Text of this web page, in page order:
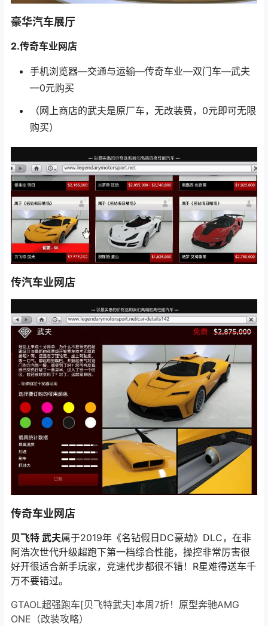
豪华汽车展厅
2.传奇车业网店
手机浏览器—交通与运输—传奇车业—双门车—武夫
—0元购买
（网上商店的武夫是原厂车，无改装费，0元即可无限
购买）
传汽车业网店
传奇车业网店
贝飞特 武夫属于2019年《名钻假日DC豪劫》DLC，在非
阿浩次世代升级超跑下第一档综合性能，操控非常厉害很
好开很适合新手玩家，竞速代步都很不错！R星难得送车千
万不要错过。
GTAOL超强跑车[贝飞特武夫]本周7折！原型奔驰AMG
ONE（改装攻略）